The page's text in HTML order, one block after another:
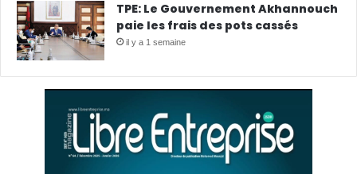
TPE: Le Gouvernement Akhannouch
paie les frais des pots cassés
il y a 1 semaine